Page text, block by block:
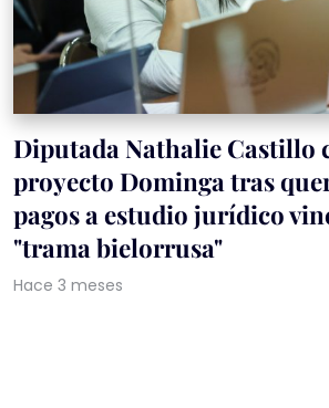
Diputada Nathalie Castillo
proyecto Dominga tras
pagos a estudio jurídico
"trama bielorrusa"
Hace 3 meses